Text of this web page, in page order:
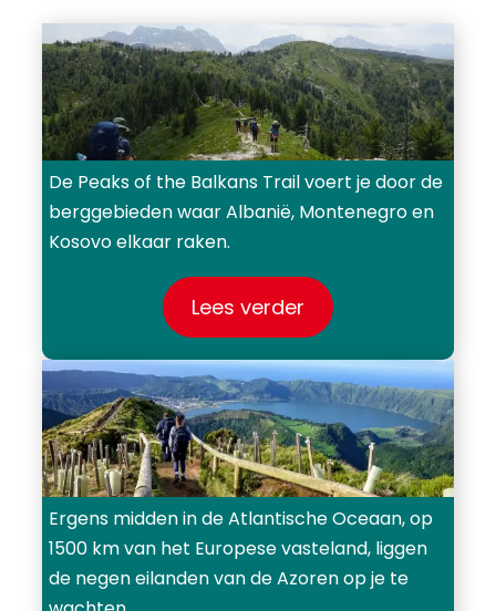
De Peaks of the Balkans Trail voert je door de
berggebieden waar Albanië, Montenegro en
Kosovo elkaar raken.
Lees verder
Ergens midden in de Atlantische Oceaan, op
1500 km van het Europese vasteland, liggen
de negen eilanden van de Azoren op je te